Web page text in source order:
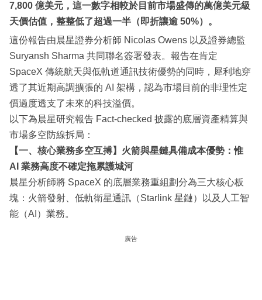
7,800 億美元，這一數字相較於目前市場盛傳的萬億美元級
天價估值，整整低了超過一半（即折讓逾 50%）。
這份報告由晨星證券分析師 Nicolas Owens 以及證券總監
Suryansh Sharma 共同聯名簽署發表。報告在肯定
SpaceX 傳統航天與低軌道通訊技術優勢的同時，犀利地穿
透了其近期高調擴張的 AI 架構，認為市場目前的非理性定
價過度透支了未來的科技溢價。
以下為晨星研究報告 Fact-checked 披露的底層資產精算與
市場多空防線拆局：
【一、核心業務多空互搏】火箭與星鏈具備成本優勢：惟
AI 業務高度不確定拖累護城河
晨星分析師將 SpaceX 的底層業務重組劃分為三大核心板
塊：火箭發射、低軌衛星通訊（Starlink 星鏈）以及人工智
能（AI）業務。
廣告